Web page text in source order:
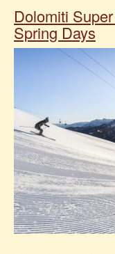
Dolomiti
Spring Days